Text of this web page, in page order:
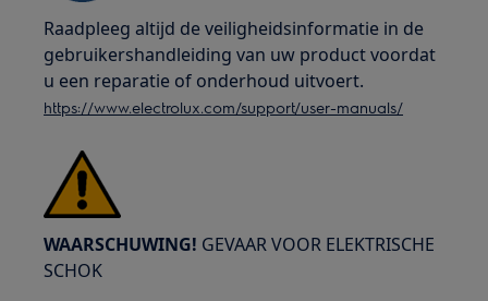
Raadpleeg altijd de veiligheidsinformatie in de
gebruikershandleiding van uw product voordat
u een reparatie of onderhoud uitvoert.
https://www.electrolux.com/support/user-manuals/
WAARSCHUWING! GEVAAR VOOR ELEKTRISCHE
SCHOK